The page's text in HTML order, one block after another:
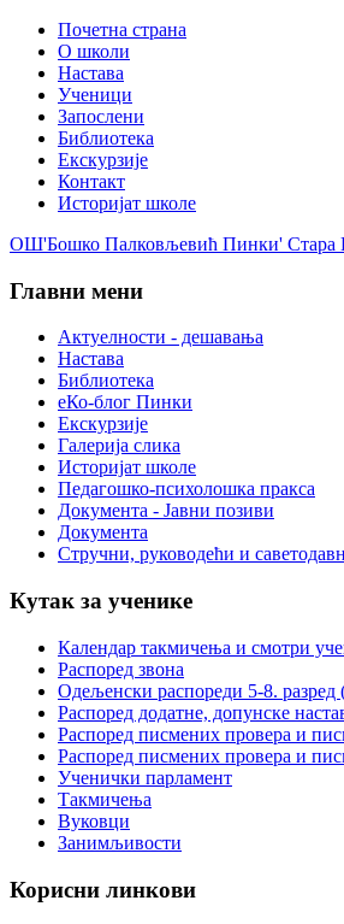
Почетна страна
О школи
Настава
Ученици
Запослени
Библиотека
Екскурзије
Контакт
Историјат школе
ОШ'Бошко Палковљевић Пинки' Стара
Главни мени
Актуелности - дешавања
Настава
Библиотека
еКо-блог Пинки
Екскурзије
Галерија слика
Историјат школе
Педагошко-психолошка пракса
Документа - Јавни позиви
Документа
Стручни, руководећи и
Кутак за ученике
Календар такмичења и смотри
Распоред звона
Одељенски распореди 5-8. разред
Распоред додатне, допунске
Распоред писмених провера и
Распоред писмених провера и
Ученички парламент
Такмичења
Вуковци
Занимљивости
Корисни линкови